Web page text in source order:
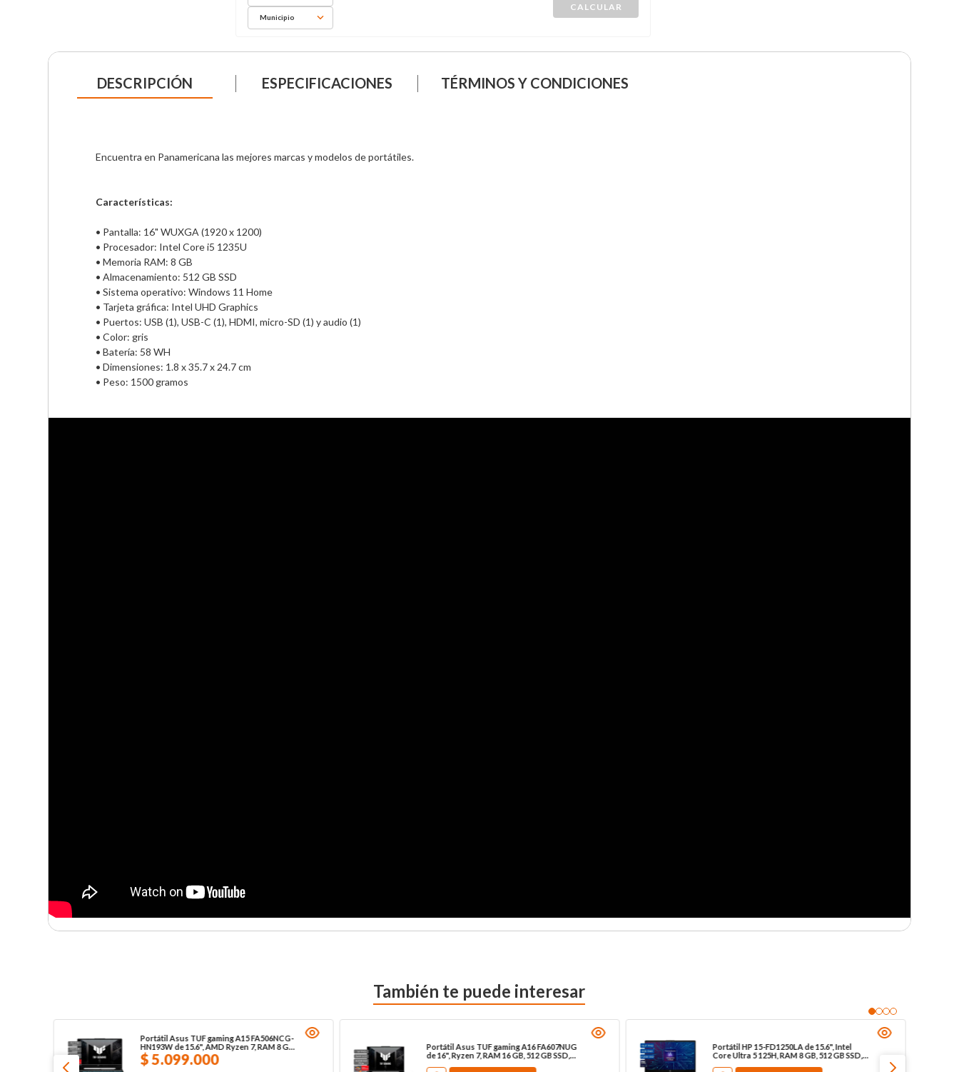
Municipio
DESCRIPCIÓN ESPECIFICACIONES TÉRMINOS Y CONDICIONES
Encuentra en Panamericana las mejores marcas y modelos de portátiles.
Características:
• Pantalla: 16" WUXGA (1920 x 1200)
• Procesador: Intel Core i5 1235U
• Memoria RAM: 8 GB
• Almacenamiento: 512 GB SSD
• Sistema operativo: Windows 11 Home
• Tarjeta gráfica: Intel UHD Graphics
• Puertos: USB (1), USB-C (1), HDMI, micro-SD (1) y audio (1)
• Color: gris
• Batería: 58 WH
• Dimensiones: 1.8 x 35.7 x 24.7 cm
• Peso: 1500 gramos
También te puede interesar
Portátil Asus TUF gaming A15 FA506NCG-
HN193W de 15.6", AMD Ryzen 7, RAM 8 GB,
512 GB SSD, W11, negro
$5.099.000
Portátil Asus TUF gaming A16 FA607NUG
de 16", Ryzen 7, RAM 16 GB, 512 GB SSD,
Portátil HP 15-FD1250LA de 15.6", Intel
Core Ultra 5 125H, RAM 8 GB, 512 GB SSD,